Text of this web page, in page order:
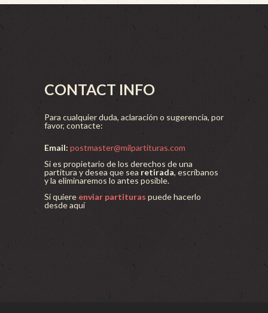
CONTACT INFO
Para cualquier duda, aclaración o sugerencia, por
favor, contacte:
Email: postmaster@milpartituras.com
Si es propietario de los derechos de una
partitura y desea que sea retirada, escríbanos
y la eliminaremos lo antes posible.
Si quiere enviar partituras puede hacerlo
desde aquí